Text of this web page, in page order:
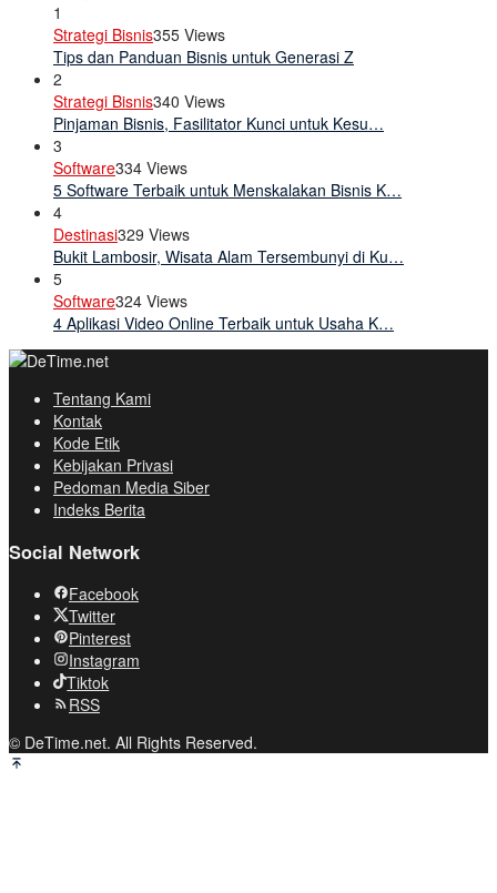
1
Strategi Bisnis355 Views
Tips dan Panduan Bisnis untuk Generasi Z
2
Strategi Bisnis340 Views
Pinjaman Bisnis, Fasilitator Kunci untuk Kesu…
3
Software334 Views
5 Software Terbaik untuk Menskalakan Bisnis K…
4
Destinasi329 Views
Bukit Lambosir, Wisata Alam Tersembunyi di Ku…
5
Software324 Views
4 Aplikasi Video Online Terbaik untuk Usaha K…
Tentang Kami
Kontak
Kode Etik
Kebijakan Privasi
Pedoman Media Siber
Indeks Berita
Social Network
Facebook
Twitter
Pinterest
Instagram
Tiktok
RSS
© DeTime.net. All Rights Reserved.